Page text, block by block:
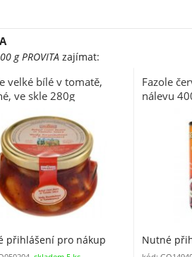
g PROVITA zajímat:
velké bílé v tomatě,
ve skle 280g
přihlášení pro nákup
Fazole
nálevu
Nutné